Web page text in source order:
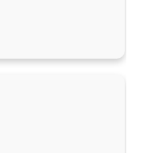
подошёл к
Собрали
даже